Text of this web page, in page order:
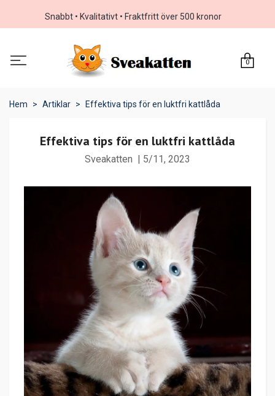
Snabbt • Kvalitativt • Fraktfritt över 500 kronor
0
Hem Artiklar Effektiva tips för en luktfri kattlåda
Effektiva tips för en luktfri kattlåda
Sveakatten 5/11, 2023